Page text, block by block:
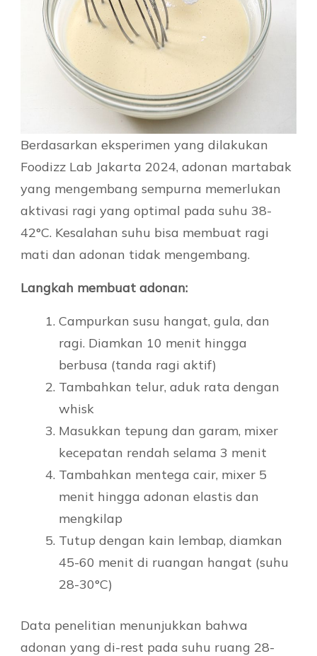
Berdasarkan eksperimen yang dilakukan
Foodizz Lab Jakarta 2024, adonan martabak
yang mengembang sempurna memerlukan
aktivasi ragi yang optimal pada suhu 38-
42°C. Kesalahan suhu bisa membuat ragi
mati dan adonan tidak mengembang.
Langkah membuat adonan:
Campurkan susu hangat, gula, dan
ragi. Diamkan 10 menit hingga
berbusa (tanda ragi aktif)
Tambahkan telur, aduk rata dengan
whisk
Masukkan tepung dan garam, mixer
kecepatan rendah selama 3 menit
Tambahkan mentega cair, mixer 5
menit hingga adonan elastis dan
mengkilap
Tutup dengan kain lembap, diamkan
45-60 menit di ruangan hangat (suhu
28-30°C)
Data penelitian menunjukkan bahwa
adonan yang di-rest pada suhu ruang 28-